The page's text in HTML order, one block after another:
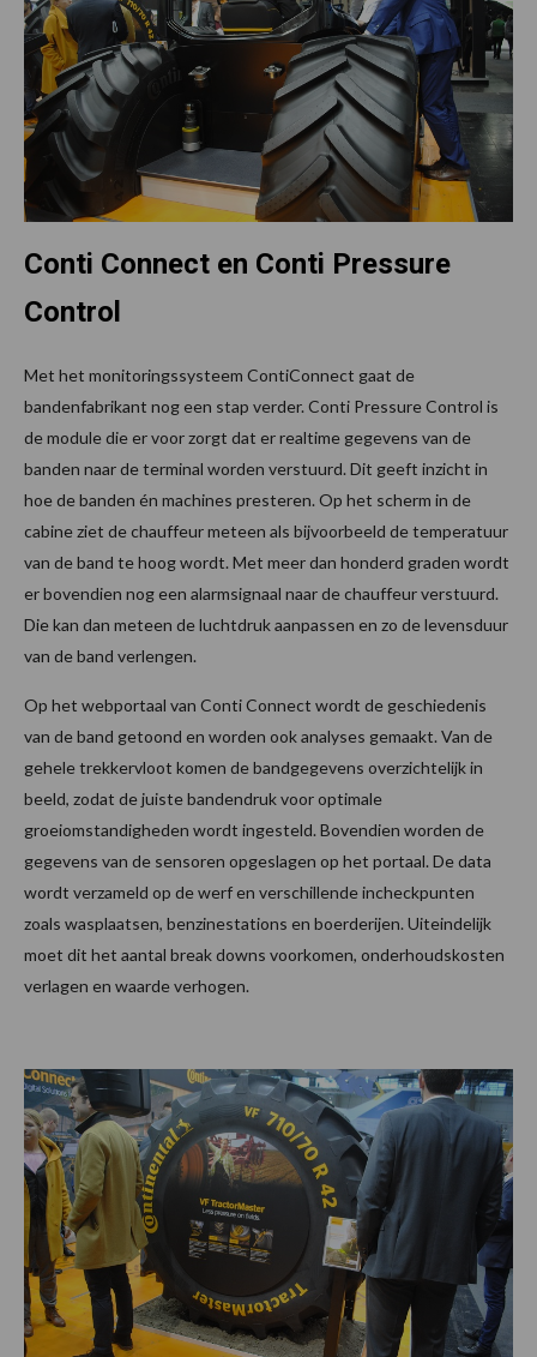
Conti Connect en Conti Pressure
Control
Met het monitoringssysteem ContiConnect gaat de
bandenfabrikant nog een stap verder. Conti Pressure Control is
de module die er voor zorgt dat er realtime gegevens van de
banden naar de terminal worden verstuurd. Dit geeft inzicht in
hoe de banden én machines presteren. Op het scherm in de
cabine ziet de chauffeur meteen als bijvoorbeeld de temperatuur
van de band te hoog wordt. Met meer dan honderd graden wordt
er bovendien nog een alarmsignaal naar de chauffeur verstuurd.
Die kan dan meteen de luchtdruk aanpassen en zo de levensduur
van de band verlengen.
Op het webportaal van Conti Connect wordt de geschiedenis
van de band getoond en worden ook analyses gemaakt. Van de
gehele trekkervloot komen de bandgegevens overzichtelijk in
beeld, zodat de juiste bandendruk voor optimale
groeiomstandigheden wordt ingesteld. Bovendien worden de
gegevens van de sensoren opgeslagen op het portaal. De data
wordt verzameld op de werf en verschillende incheckpunten
zoals wasplaatsen, benzinestations en boerderijen. Uiteindelijk
moet dit het aantal break downs voorkomen, onderhoudskosten
verlagen en waarde verhogen.